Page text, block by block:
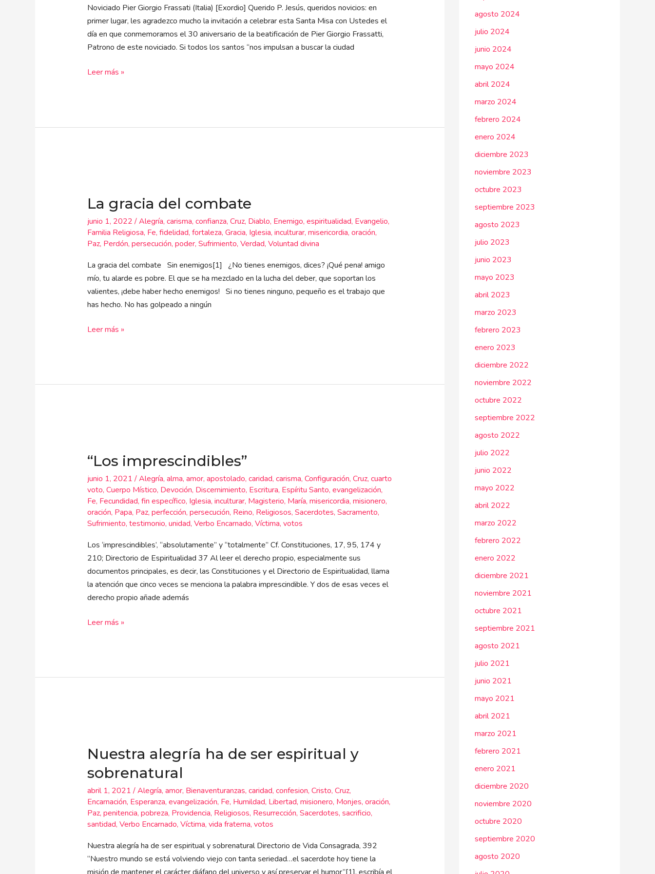
Noviciado Pier Giorgio Frassati (Italia) [Exordio] Querido P. Jesús, queridos novicios: en
primer lugar, les agradezco mucho la invitación a celebrar esta Santa Misa con Ustedes el
día en que conmemoramos el 30 aniversario de la beatificación de Pier Giorgio Frassatti,
Patrono de este noviciado. Si todos los santos “nos impulsan a buscar la ciudad
Leer más »
La gracia del combate
junio 1, 2022/Alegría, carisma, confianza, Cruz, Diablo, Enemigo, espiritualidad, Evangelio,
Familia Religiosa, Fe, fidelidad, fortaleza, Gracia, Iglesia, inculturar, misericordia, oración,
Paz, Perdón, persecución, poder, Sufrimiento, Verdad, Voluntad divina
La gracia del combate Sin enemigos[1] ¿No tienes enemigos, dices? ¡Qué pena! amigo
mío, tu alarde es pobre. El que se ha mezclado en la lucha del deber, que soportan los
valientes, ¡debe haber hecho enemigos! Si no tienes ninguno, pequeño es el trabajo que
has hecho. No has golpeado a ningún
del
combate
Leer más »
“Los imprescindibles”
junio 1, 2021/Alegría, alma, amor, apostolado, caridad, carisma, Configuración, Cruz, cuarto
voto, Cuerpo Místico, Devoción, Discernimiento, Escritura, Espíritu Santo, evangelización,
Fe, Fecundidad, fin específico, Iglesia, inculturar, Magisterio, María, misericordia, misionero,
oración, Papa, Paz, perfección, persecución, Reino, Religiosos, Sacerdotes, Sacramento,
Sufrimiento, testimonio, unidad, Verbo Encarnado, Víctima, votos
Los ‘imprescindibles’, “absolutamente” y “totalmente” Cf. Constituciones, 17, 95, 174 y
210; Directorio de Espiritualidad 37 Al leer el derecho propio, especialmente sus
documentos principales, es decir, las Constituciones y el Directorio de Espiritualidad, llama
la atención que cinco veces se menciona la palabra imprescindible. Y dos de esas veces el
derecho propio añade además
Leer más »
Nuestra alegría ha de ser espiritual y
sobrenatural
abril 1, 2021/Alegría, amor, Bienaventuranzas, caridad, confesion, Cristo, Cruz,
Encarnación, Esperanza, evangelización, Fe, Humildad, Libertad, misionero, Monjes, oración,
Paz, penitencia, pobreza, Providencia, Religiosos, Resurrección, Sacerdotes, sacrificio,
santidad, Verbo Encarnado, Víctima, vida fraterna, votos
Nuestra alegría ha de ser espiritual y sobrenatural Directorio de Vida Consagrada, 392
“Nuestro mundo se está volviendo viejo con tanta seriedad…el sacerdote hoy tiene la
ha
ser
espiritual
y
sobrenatural
agosto 2024
julio 2024
junio 2024
mayo 2024
abril 2024
marzo 2024
febrero 2024
enero 2024
diciembre 2023
noviembre 2023
octubre 2023
septiembre 2023
agosto 2023
julio 2023
junio 2023
mayo 2023
abril 2023
marzo 2023
febrero 2023
enero 2023
diciembre 2022
noviembre 2022
octubre 2022
septiembre 2022
agosto 2022
julio 2022
junio 2022
mayo 2022
abril 2022
marzo 2022
febrero 2022
enero 2022
diciembre 2021
noviembre 2021
octubre 2021
septiembre 2021
agosto 2021
julio 2021
junio 2021
mayo 2021
abril 2021
marzo 2021
febrero 2021
enero 2021
diciembre 2020
noviembre 2020
octubre 2020
septiembre 2020
agosto 2020